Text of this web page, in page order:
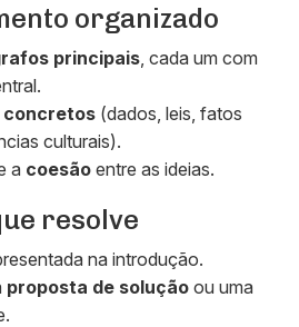
organizado
principais , cada um com
concretos (dados, leis, fatos
culturais).
a coesão entre as ideias.
resolve
na introdução.
proposta de solução ou uma